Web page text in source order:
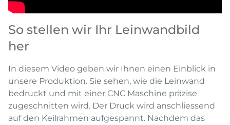
So stellen wir Ihr Leinwandbild
her
In diesem Video geben wir Ihnen einen Einblick in
unsere Produktion. Sie sehen, wie die Leinwand
bedruckt und mit einer CNC Maschine präzise
zugeschnitten wird. Der Druck wird anschliessend
auf den Keilrahmen aufgespannt. Nachdem das